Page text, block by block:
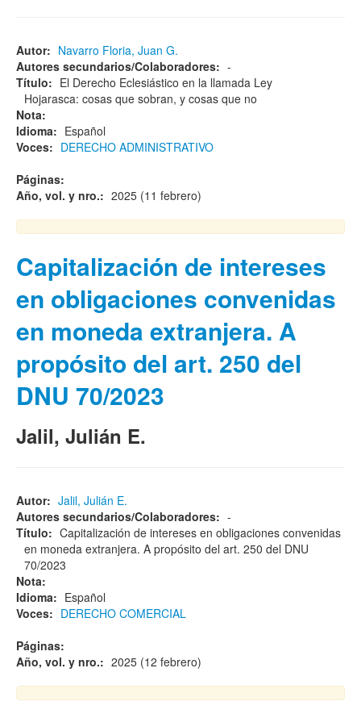
Autor: Navarro Floria, Juan G.
Autores secundarios/Colaboradores: -
Título: El Derecho Eclesiástico en la llamada Ley
Hojarasca: cosas que sobran, y cosas que no
Nota:
Idioma: Español
Voces: DERECHO ADMINISTRATIVO
Páginas:
Año, vol. y nro.: 2025 (11 febrero)
Capitalización de intereses
en obligaciones convenidas
en moneda extranjera. A
propósito del art. 250 del
DNU 70/2023
Jalil, Julián E.
Autor: Jalil, Julián E.
Autores secundarios/Colaboradores: -
Título: Capitalización de intereses en obligaciones convenidas
en moneda extranjera. A propósito del art. 250 del DNU
70/2023
Nota:
Idioma: Español
Voces: DERECHO COMERCIAL
Páginas:
Año, vol. y nro.: 2025 (12 febrero)